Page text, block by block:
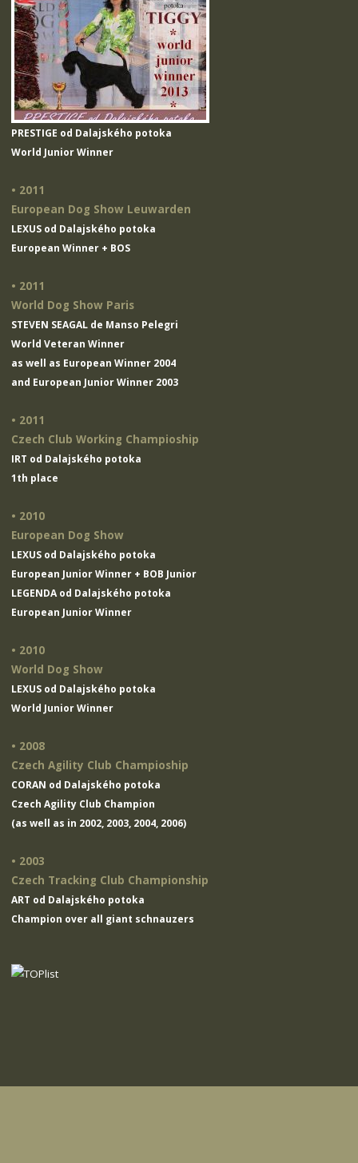
PRESTIGE od Dalajského potoka
World Junior Winner
• 2011
European Dog Show Leuwarden
LEXUS od Dalajského potoka
European Winner + BOS
• 2011
World Dog Show Paris
STEVEN SEAGAL de Manso Pelegri
World Veteran Winner
as well as European Winner 2004
and European Junior Winner 2003
• 2011
Czech Club Working Champioship
IRT od Dalajského potoka
1th place
• 2010
European Dog Show
LEXUS od Dalajského potoka
European Junior Winner + BOB Junior
LEGENDA od Dalajského potoka
European Junior Winner
• 2010
World Dog Show
LEXUS od Dalajského potoka
World Junior Winner
• 2008
Czech Agility Club Champioship
CORAN od Dalajského potoka
Czech Agility Club Champion
(as well as in 2002, 2003, 2004, 2006)
• 2003
Czech Tracking Club Championship
ART od Dalajského potoka
Champion over all giant schnauzers